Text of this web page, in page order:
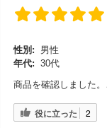
性別:
男性
年代: 30代
商品を確認しました
役に立った 2